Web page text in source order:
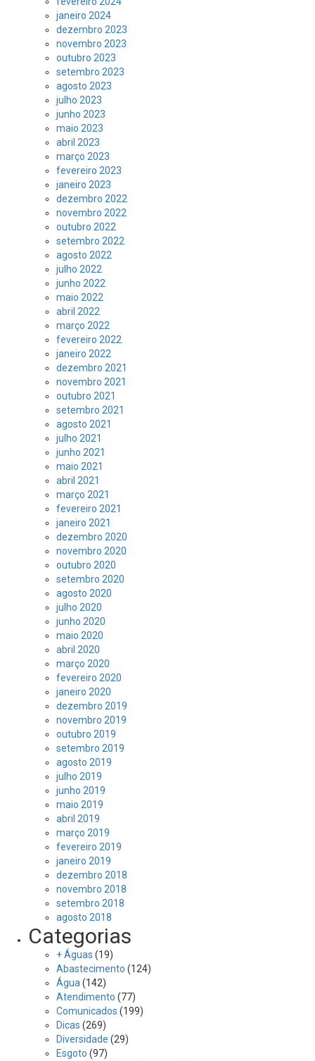
janeiro 2024
dezembro 2023
novembro 2023
outubro 2023
setembro 2023
agosto 2023
julho 2023
junho 2023
maio 2023
abril 2023
março 2023
fevereiro 2023
janeiro 2023
dezembro 2022
novembro 2022
outubro 2022
setembro 2022
agosto 2022
julho 2022
junho 2022
maio 2022
abril 2022
março 2022
fevereiro 2022
janeiro 2022
dezembro 2021
novembro 2021
outubro 2021
setembro 2021
agosto 2021
julho 2021
junho 2021
maio 2021
abril 2021
março 2021
fevereiro 2021
janeiro 2021
dezembro 2020
novembro 2020
outubro 2020
setembro 2020
agosto 2020
julho 2020
junho 2020
maio 2020
abril 2020
março 2020
fevereiro 2020
janeiro 2020
dezembro 2019
novembro 2019
outubro 2019
setembro 2019
agosto 2019
julho 2019
junho 2019
maio 2019
abril 2019
março 2019
fevereiro 2019
janeiro 2019
dezembro 2018
novembro 2018
setembro 2018
agosto 2018
Categorias
+ Águas (19)
Abastecimento (124)
Água (142)
Atendimento (77)
Comunicados (199)
Dicas (269)
Diversidade (29)
Esgoto (97)